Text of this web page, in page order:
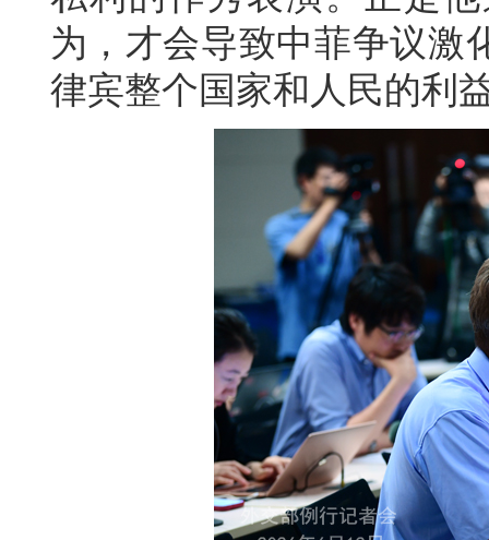
为，才会导致中菲争议激
律宾整个国家和人民的利